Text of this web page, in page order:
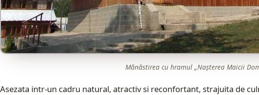
Mănăstirea cu hramul „Nașterea Maicii
Asezata intr-un cadru natural, atractiv si reconfortant, strajuita de